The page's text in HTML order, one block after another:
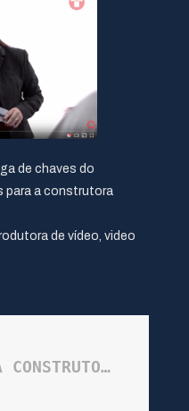
de chaves do
para a construtora
de vídeo, video
TEASER TENDA CONSTRUTORA – Evento – Ilha dos flamingos